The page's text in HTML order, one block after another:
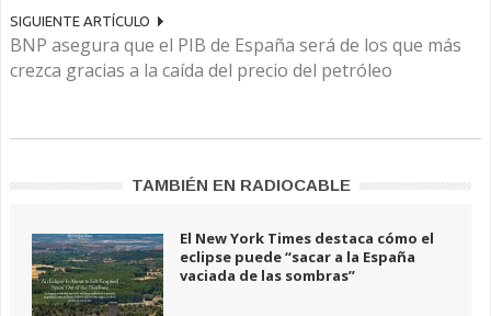
SIGUIENTE ARTÍCULO
BNP asegura que el PIB de España será de los que más
crezca gracias a la caída del precio del petróleo
TAMBIÉN EN RADIOCABLE
El New York Times destaca cómo el
eclipse puede “sacar a la España
vaciada de las sombras”